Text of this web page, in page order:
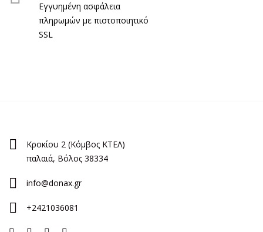
Εγγυημένη ασφάλεια
πληρωμών με πιστοποιητικό
SSL
Κροκίου 2 (Κόμβος ΚΤΕΛ)
παλαιά, Βόλος 38334
info@donax.gr
+2421036081